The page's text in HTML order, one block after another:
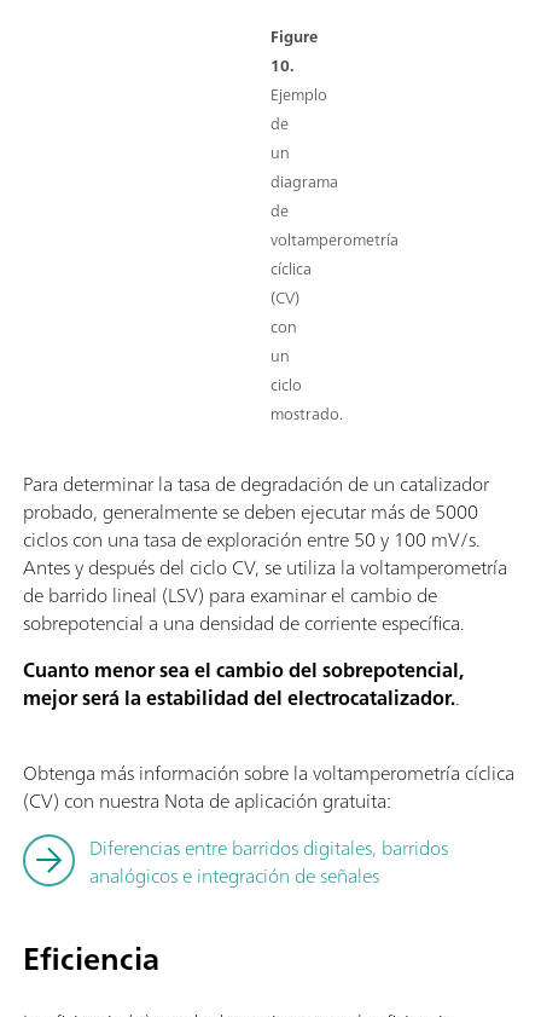
Figure
10.
Ejemplo
de
un
diagrama
de
voltamperometría
cíclica
(CV)
con
un
ciclo
mostrado.
Para determinar la tasa de degradación de un catalizador
probado, generalmente se deben ejecutar más de 5000
ciclos con una tasa de exploración entre 50 y 100 mV/s.
Antes y después del ciclo CV, se utiliza la voltamperometría
de barrido lineal (LSV) para examinar el cambio de
sobrepotencial a una densidad de corriente específica.
Cuanto menor sea el cambio del sobrepotencial,
mejor será la estabilidad del electrocatalizador..
Obtenga más información sobre la voltamperometría cíclica
(CV) con nuestra Nota de aplicación gratuita:
Diferencias entre barridos digitales, barridos
analógicos e integración de señales
Eficiencia